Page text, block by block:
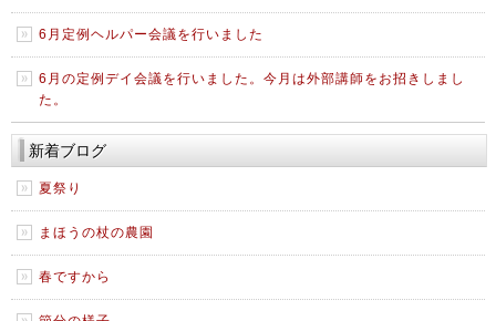
6月定例ヘルパー会議を行いました
6月の定例デイ会議を行いました。今月は外部講師をお招きしまし
た。
新着ブログ
夏祭り
まほうの杖の農園
春ですから